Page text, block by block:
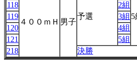
４００ｍＨ 男子
予選
118
2組
119
3組
120
4組
121
5組
218
決勝